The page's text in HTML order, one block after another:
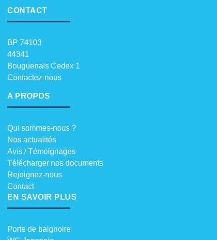
CONTACT
BP 74103
44341
Bouguenais Cedex 1
Contactez-nous
A PROPOS
Qui sommes-nous ?
Nos actualités
Avis / Témoignages
Télécharger nos documents
Rejoignez-nous
Contact
EN SAVOIR PLUS
Porte de baignoire